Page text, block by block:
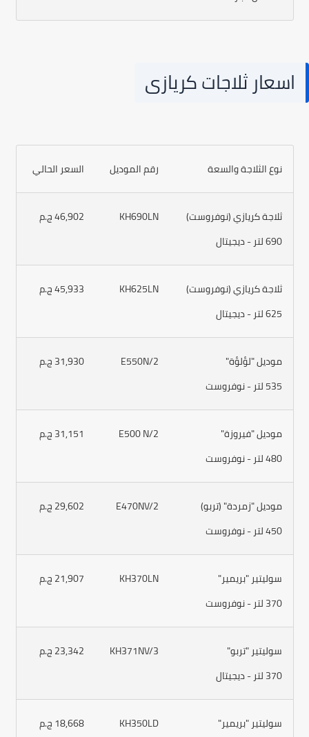
اسعار ثلاجات كريازى
نوع الثلاجة والسعة رقم الموديل السعر الحالي
ثلاجة كريازي (نوفروست)
690 لتر - ديجيتال
KH690LN 46,902 ج.م
ثلاجة كريازي (نوفروست)
625 لتر - ديجيتال
KH625LN 45,933 ج.م
موديل "لؤلؤة"
535 لتر - نوفروست
E550N/2 31,930 ج.م
موديل "فيروزة"
480 لتر - نوفروست
E500 N/2 31,151 ج.م
موديل "زمردة" (تربو)
450 لتر - نوفروست
E470NV/2 29,602 ج.م
سوليتير "بريمير"
370 لتر - نوفروست
KH370LN 21,907 ج.م
سوليتير "تربو"
370 لتر - ديجيتال
KH371NV/3 23,342 ج.م
سوليتير "بريمير"
KH350LD 18,668 ج.م